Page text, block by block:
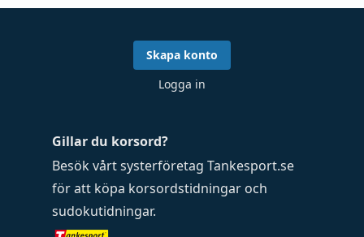
Gillar du korsord?
Besök vårt systerföretag Tankesport.se
för att köpa korsordstidningar och
sudokutidningar.
Skapa konto
Logga in